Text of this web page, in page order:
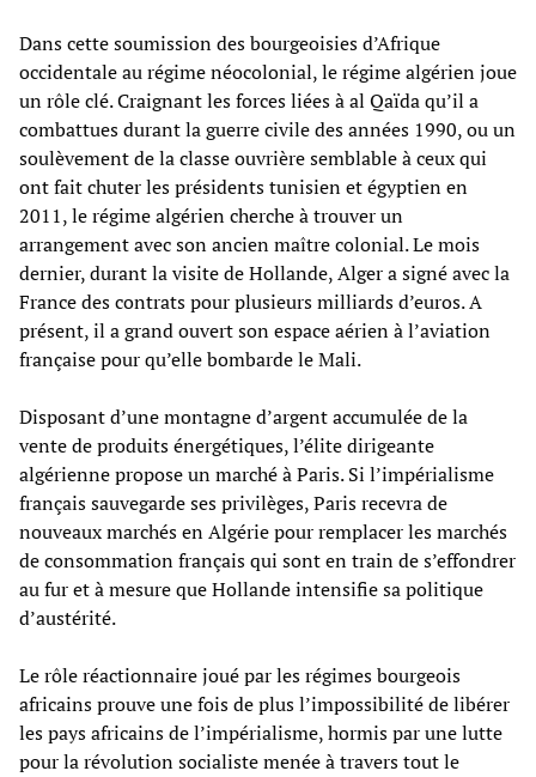
Dans cette soumission des bourgeoisies d’Afrique
occidentale au régime néocolonial, le régime algérien joue
un rôle clé. Craignant les forces liées à al Qaïda qu’il a
combattues durant la guerre civile des années 1990, ou un
soulèvement de la classe ouvrière semblable à ceux qui
ont fait chuter les présidents tunisien et égyptien en
2011, le régime algérien cherche à trouver un
arrangement avec son ancien maître colonial. Le mois
dernier, durant la visite de Hollande, Alger a signé avec la
France des contrats pour plusieurs milliards d’euros. A
présent, il a grand ouvert son espace aérien à l’aviation
française pour qu’elle bombarde le Mali.
Disposant d’une montagne d’argent accumulée de la
vente de produits énergétiques, l’élite dirigeante
algérienne propose un marché à Paris. Si l’impérialisme
français sauvegarde ses privilèges, Paris recevra de
nouveaux marchés en Algérie pour remplacer les marchés
de consommation français qui sont en train de s’effondrer
au fur et à mesure que Hollande intensifie sa politique
d’austérité.
Le rôle réactionnaire joué par les régimes bourgeois
africains prouve une fois de plus l’impossibilité de libérer
les pays africains de l’impérialisme, hormis par une lutte
pour la révolution socialiste menée à travers tout le